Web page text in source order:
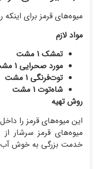
میوه‌های قرمز برای
مواد لازم
تمشک 1 مشت
مورد صحرایی 1 مشت
توت‌فرنگی 1 مشت
شاه‌توت 1 مشت
روش تهیه
این میوه‌های قرمز را
خدمت بزرگی به خوش